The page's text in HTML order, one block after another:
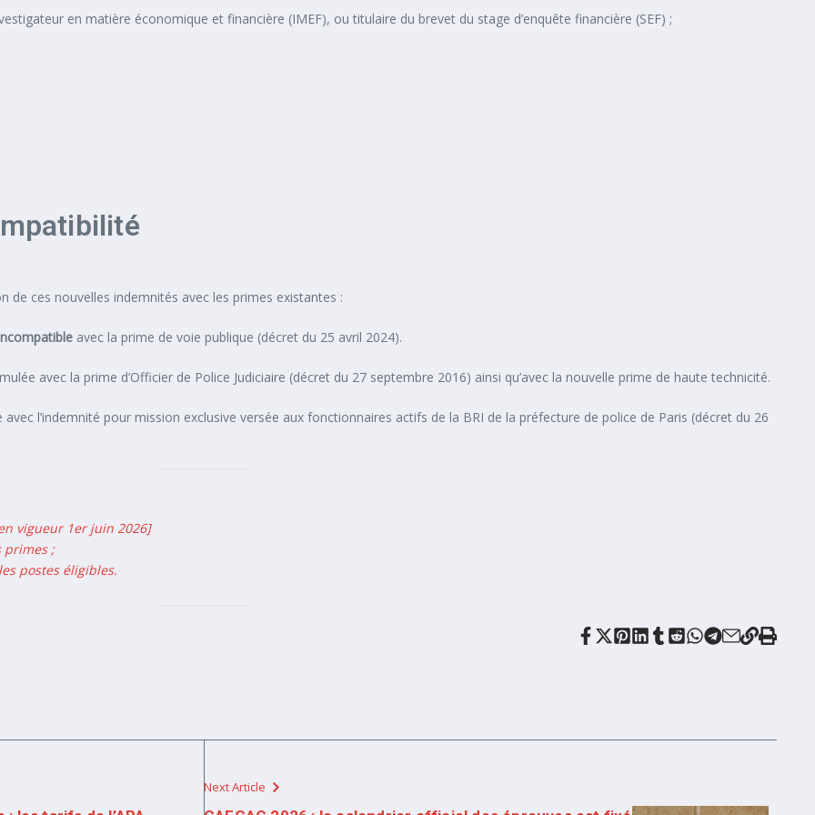
en matière économique et financière (IMEF), ou titulaire du brevet du stage d’enquête financière (SEF) ;
de ces nouvelles indemnités avec les primes existantes :
avec la prime de voie publique (décret du 25 avril 2024).
avec la prime d’Officier de Police Judiciaire (décret du 27 septembre 2016) ainsi qu’avec la nouvelle prime de haute technicité.
avec l’indemnité pour mission exclusive versée aux fonctionnaires actifs de la BRI de la préfecture de police de Paris (décret du 26
vigueur 1er juin 2026]
primes ;
postes éligibles.
Next Article